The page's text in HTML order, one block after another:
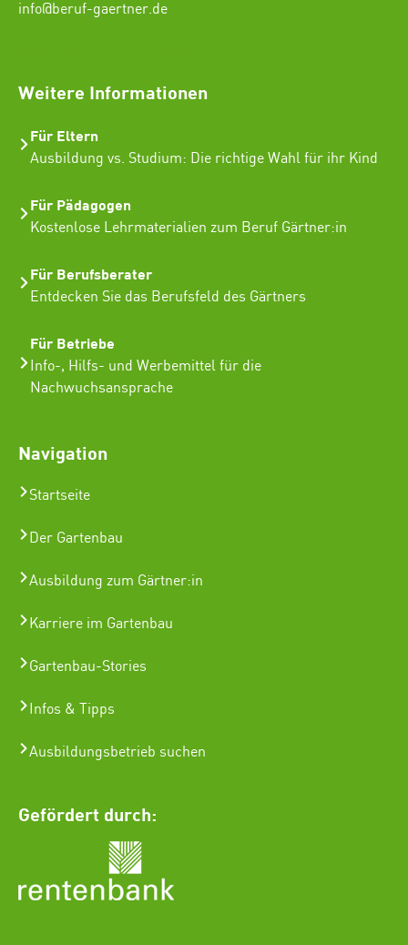
info@beruf-gaertner.de
Weitere Informationen
Für Eltern
Ausbildung vs. Studium: Die richtige Wahl für ihr Kind
Für Pädagogen
Kostenlose Lehrmaterialien zum Beruf Gärtner:in
Für Berufsberater
Entdecken Sie das Berufsfeld des Gärtners
Für Betriebe
Info-, Hilfs- und Werbemittel für die
Nachwuchsansprache
Navigation
Startseite
Der Gartenbau
Ausbildung zum Gärtner:in
Karriere im Gartenbau
Gartenbau-Stories
Infos & Tipps
Ausbildungsbetrieb suchen
Gefördert durch: